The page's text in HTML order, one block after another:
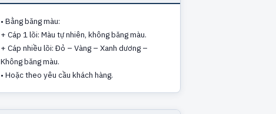
• Bằng băng màu:
+ Cáp 1 lõi: Màu tự nhiên, không băng màu.
+ Cáp nhiều lõi: Đỏ – Vàng – Xanh dương –
Không băng màu.
• Hoặc theo yêu cầu khách hàng.